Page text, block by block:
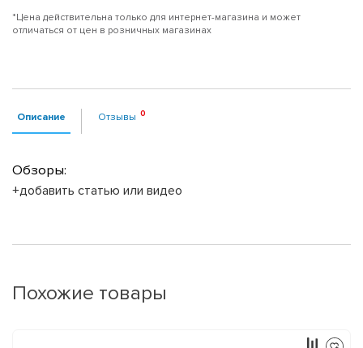
*Цена действительна только для интернет-магазина и может
отличаться от цен в розничных магазинах
Описание Отзывы
Обзоры:
+добавить статью или видео
Похожие товары